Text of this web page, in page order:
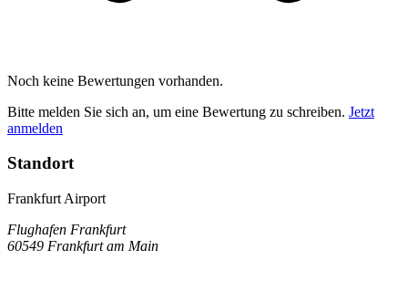
Noch keine Bewertungen vorhanden.
Bitte melden Sie sich an, um eine Bewertung zu schreiben. Jetzt
anmelden
Standort
Frankfurt Airport
Flughafen Frankfurt
60549 Frankfurt am Main